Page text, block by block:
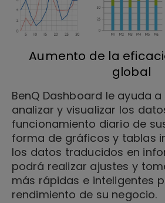
Aumento de la
global
BenQ Dashboard le ayuda
analizar y visualizar los
funcionamiento diario de
forma de gráficos y tablas
los datos traducidos en
podrá realizar ajustes y
más rápidas e inteligentes
rendimiento de su negocio.